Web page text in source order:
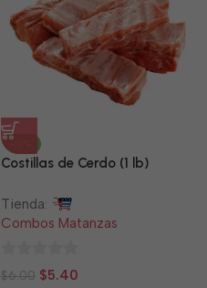
Costillas de Cerdo (1 lb)
Tienda:
Combos Matanzas
0
$6.00 $5.40